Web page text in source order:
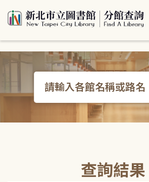
查詢結果